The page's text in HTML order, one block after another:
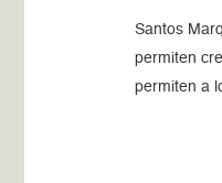
Santos
permiten
permiten a